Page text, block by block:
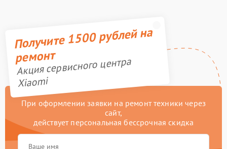
Получите 1500 рублей на
ремонт
Акция сервисного центра
Xiaomi
При оформлении заявки на ремонт техники через
сайт,
действует персональная бессрочная скидка